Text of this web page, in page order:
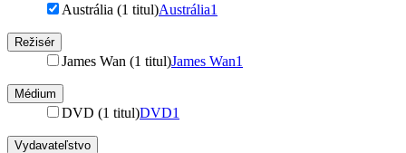
Austrália (1 titul)Austrália1
Režisér
James Wan (1 titul)James Wan1
Médium
DVD (1 titul)DVD1
Vydavateľstvo